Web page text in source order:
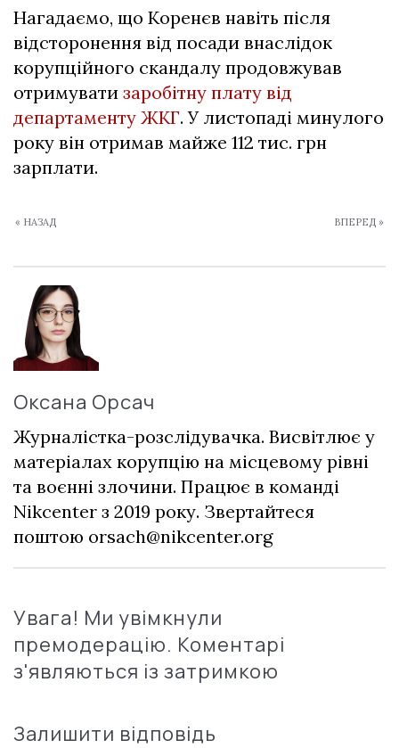
Нагадаємо, що Коренєв навіть після
відсторонення від посади внаслідок
корупційного скандалу продовжував
отримувати заробітну плату від
департаменту ЖКГ. У листопаді минулого
року він отримав майже 112 тис. грн
зарплати.
« НАЗАД ВПЕРЕД »
Оксана Орсач
Журналістка-розслідувачка. Висвітлює у
матеріалах корупцію на місцевому рівні
та воєнні злочини. Працює в команді
Nikcenter з 2019 року. Звертайтеся
поштою orsach@nikcenter.org
Увага! Ми увімкнули
премодерацію. Коментарі
з'являються із затримкою
Залишити відповідь